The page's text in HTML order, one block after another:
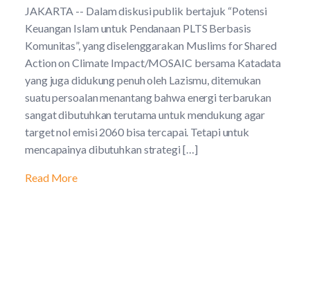
JAKARTA -- Dalam diskusi publik bertajuk “Potensi
Keuangan Islam untuk Pendanaan PLTS Berbasis
Komunitas”, yang diselenggarakan Muslims for Shared
Action on Climate Impact/MOSAIC bersama Katadata
yang juga didukung penuh oleh Lazismu, ditemukan
suatu persoalan menantang bahwa energi terbarukan
sangat dibutuhkan terutama untuk mendukung agar
target nol emisi 2060 bisa tercapai. Tetapi untuk
mencapainya dibutuhkan strategi […]
Read More